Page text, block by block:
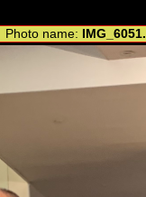
Photo name: